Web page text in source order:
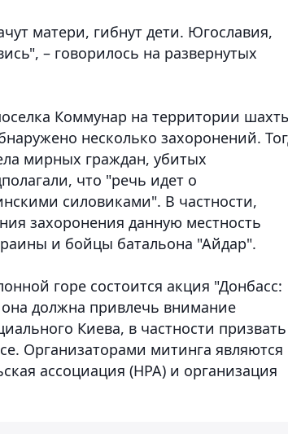
матери, гибнут дети. Югославия,
– говорилось на развернутых
Коммунар на территории
несколько захоронений.
мирных граждан, убитых
что "речь идет о
силовиками". В частности,
захоронения данную местность
и бойцы батальона "Айдар".
горе состоится акция "Донбасс:
должна привлечь внимание
Киева, в частности
Организаторами митинга являются
ассоциация (НРА) и организация